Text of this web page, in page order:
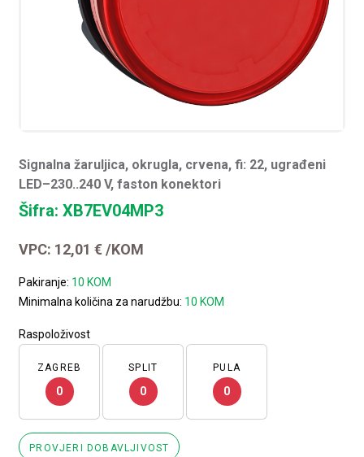
Signalna žaruljica, okrugla, crvena, fi: 22, ugrađeni
LED–230..240 V, faston konektori
Šifra: XB7EV04MP3
VPC: 12,01€ /KOM
Pakiranje: 10 KOM
Minimalna količina za narudžbu: 10 KOM
Raspoloživost
ZAGREB
0
SPLIT
0
PULA
0
PROVJERI DOBAVLJIVOST